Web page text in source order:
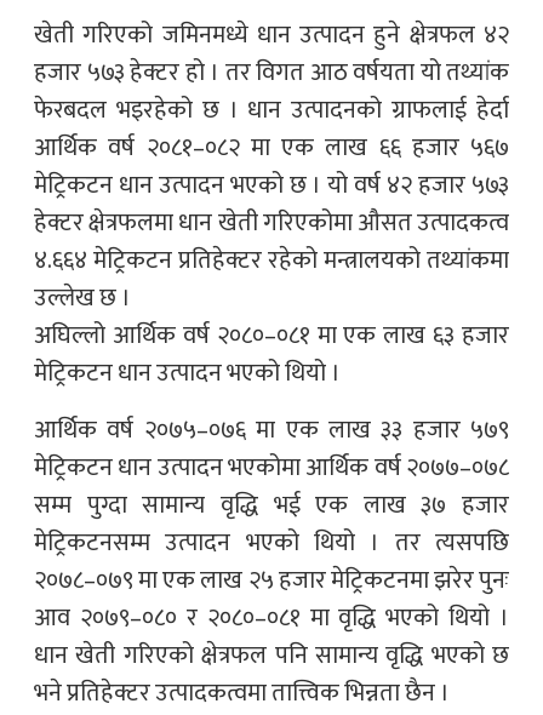
खेती गरिएको जमिनमध्ये धान उत्पादन हुने क्षेत्रफल ४२
हजार ५७३ हेक्टर हो । तर विगत आठ वर्षयता यो तथ्यांक
फेरबदल भइरहेको छ । धान उत्पादनको ग्राफलाई हेर्दा
आर्थिक वर्ष २०८१–०८२ मा एक लाख ६६ हजार ५६७
मेट्रिकटन धान उत्पादन भएको छ । यो वर्ष ४२ हजार ५७३
हेक्टर क्षेत्रफलमा धान खेती गरिएकोमा औसत उत्पादकत्व
४.६६४ मेट्रिकटन प्रतिहेक्टर रहेको मन्त्रालयको तथ्यांकमा
उल्लेख छ ।
अघिल्लो आर्थिक वर्ष २०८०–०८१ मा एक लाख ६३ हजार
मेट्रिकटन धान उत्पादन भएको थियो ।
आर्थिक वर्ष २०७५–०७६ मा एक लाख ३३ हजार ५७९
मेट्रिकटन धान उत्पादन भएकोमा आर्थिक वर्ष २०७७–०७८
सम्म पुग्दा सामान्य वृद्धि भई एक लाख ३७ हजार
मेट्रिकटनसम्म उत्पादन भएको थियो । तर त्यसपछि
२०७८–०७९ मा एक लाख २५ हजार मेट्रिकटनमा झरेर पुनः
आव २०७९–०८० र २०८०–०८१ मा वृद्धि भएको थियो ।
धान खेती गरिएको क्षेत्रफल पनि सामान्य वृद्धि भएको छ
भने प्रतिहेक्टर उत्पादकत्वमा तात्त्विक भिन्नता छैन ।